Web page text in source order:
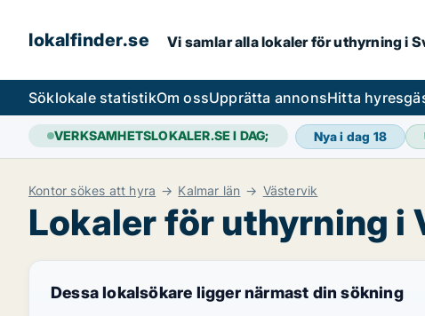
lokalfinder.se Vi samlar alla lokaler för uthyrning i
Söklokale statistikOm ossUpprätta annonsHitta
VERKSAMHETSLOKALER.SE I DAG; Nya i dag 18
Kontor sökes att hyra Kalmar län Västervik
Lokaler för uthyrning i
Dessa lokalsökare ligger närmast din sökning